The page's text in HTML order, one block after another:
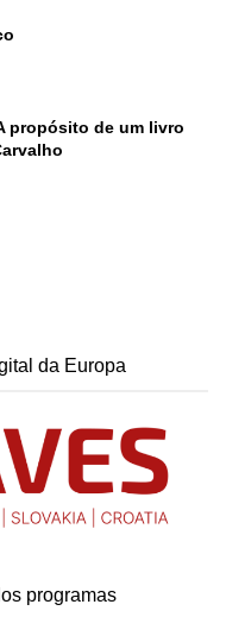
propósito de um livro
da Europa
programas